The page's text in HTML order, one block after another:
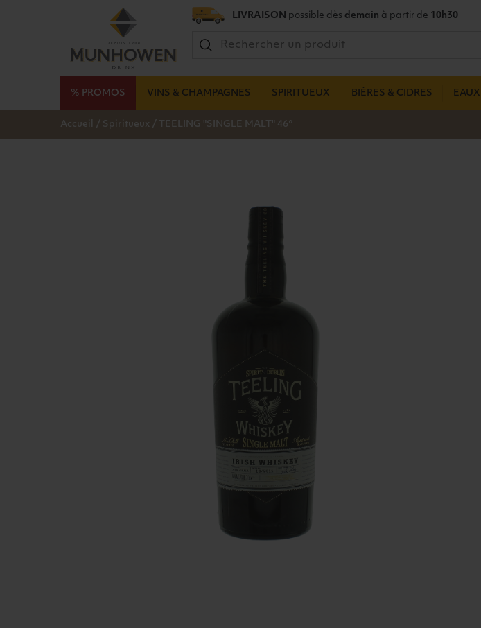
LIVRAISON possible dès demain à partir de 10h30
% PROMOS VINS & CHAMPAGNES SPIRITUEUX BIÈRES & CIDRES EAUX
Accueil / Spiritueux / TEELING "SINGLE MALT" 46°